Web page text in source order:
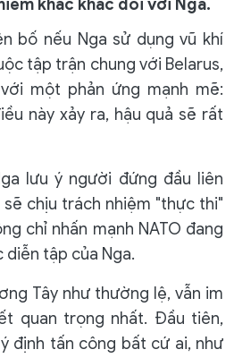
khắc khác đối với Nga.
bố nếu Nga sử dụng vũ khí
tập trận chung với Belarus,
một phản ứng mạnh mẽ:
này xảy ra, hậu quả sẽ rất
lưu ý người đứng đầu liên
chịu trách nhiệm "thực thi"
chỉ nhấn mạnh NATO đang
tập của Nga.
Tây như thường lệ, vẫn im
quan trọng nhất. Đầu tiên,
định tấn công bất cứ ai, như